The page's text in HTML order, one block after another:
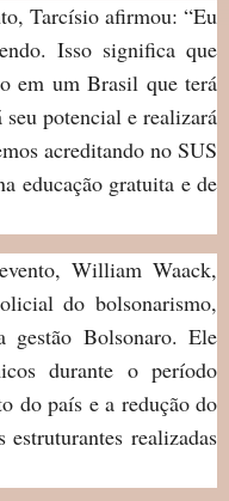
Tarcísio afirmou: “Eu
Isso significa que
em um Brasil que terá
potencial e realizará
acreditando no SUS
educação gratuita e de
William Waack,
do bolsonarismo,
gestão Bolsonaro. Ele
durante o período
do país e a redução do
realizadas